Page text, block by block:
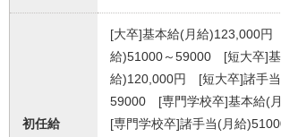
初任給
[大卒]基本給(月給)123,000
給)51000～59000 [短大卒]基
給)120,000円 [短大卒]諸手当
59000 [専門学校卒]基本給(
[専門学校卒]諸手当(月給